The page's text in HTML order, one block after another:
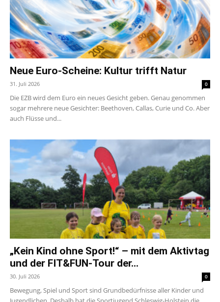
Neue Euro-Scheine: Kultur trifft Natur
31. Juli 2026 0
Die EZB wird dem Euro ein neues Gesicht geben. Genau genommen
sogar mehrere neue Gesichter: Beethoven, Callas, Curie und Co. Aber
auch Flüsse und...
„Kein Kind ohne Sport!“ – mit dem Aktivtag
und der FIT&FUN-Tour der...
30. Juli 2026 0
Bewegung, Spiel und Sport sind Grundbedürfnisse aller Kinder und